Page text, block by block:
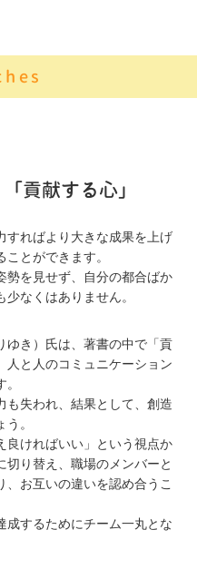
貢献する心」
すればより大きな成果を上げ
とができます。
を見せず、自分の都合ばか
なくはありません。
ゆき）氏は、著書の中で「貢
人と人のコミュニケーション
失われ、結果として、創造
。
ければいい」という視点か
切り替え、職場のメンバーと
お互いの違いを認め合うこ
するためにチーム一丸とな